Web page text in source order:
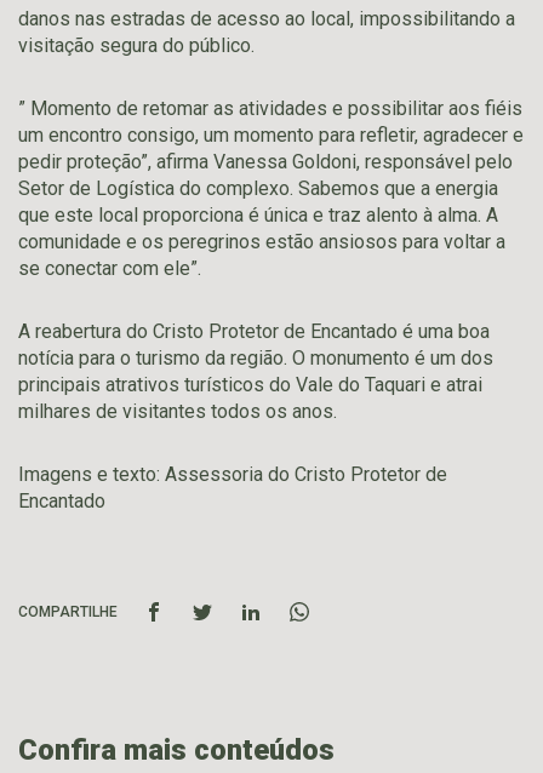
danos nas estradas de acesso ao local, impossibilitando a
visitação segura do público.
” Momento de retomar as atividades e possibilitar aos fiéis
um encontro consigo, um momento para refletir, agradecer e
pedir proteção”, afirma Vanessa Goldoni, responsável pelo
Setor de Logística do complexo. Sabemos que a energia
que este local proporciona é única e traz alento à alma. A
comunidade e os peregrinos estão ansiosos para voltar a
se conectar com ele”.
A reabertura do Cristo Protetor de Encantado é uma boa
notícia para o turismo da região. O monumento é um dos
principais atrativos turísticos do Vale do Taquari e atrai
milhares de visitantes todos os anos.
Imagens e texto: Assessoria do Cristo Protetor de
Encantado
COMPARTILHE
Confira mais conteúdos